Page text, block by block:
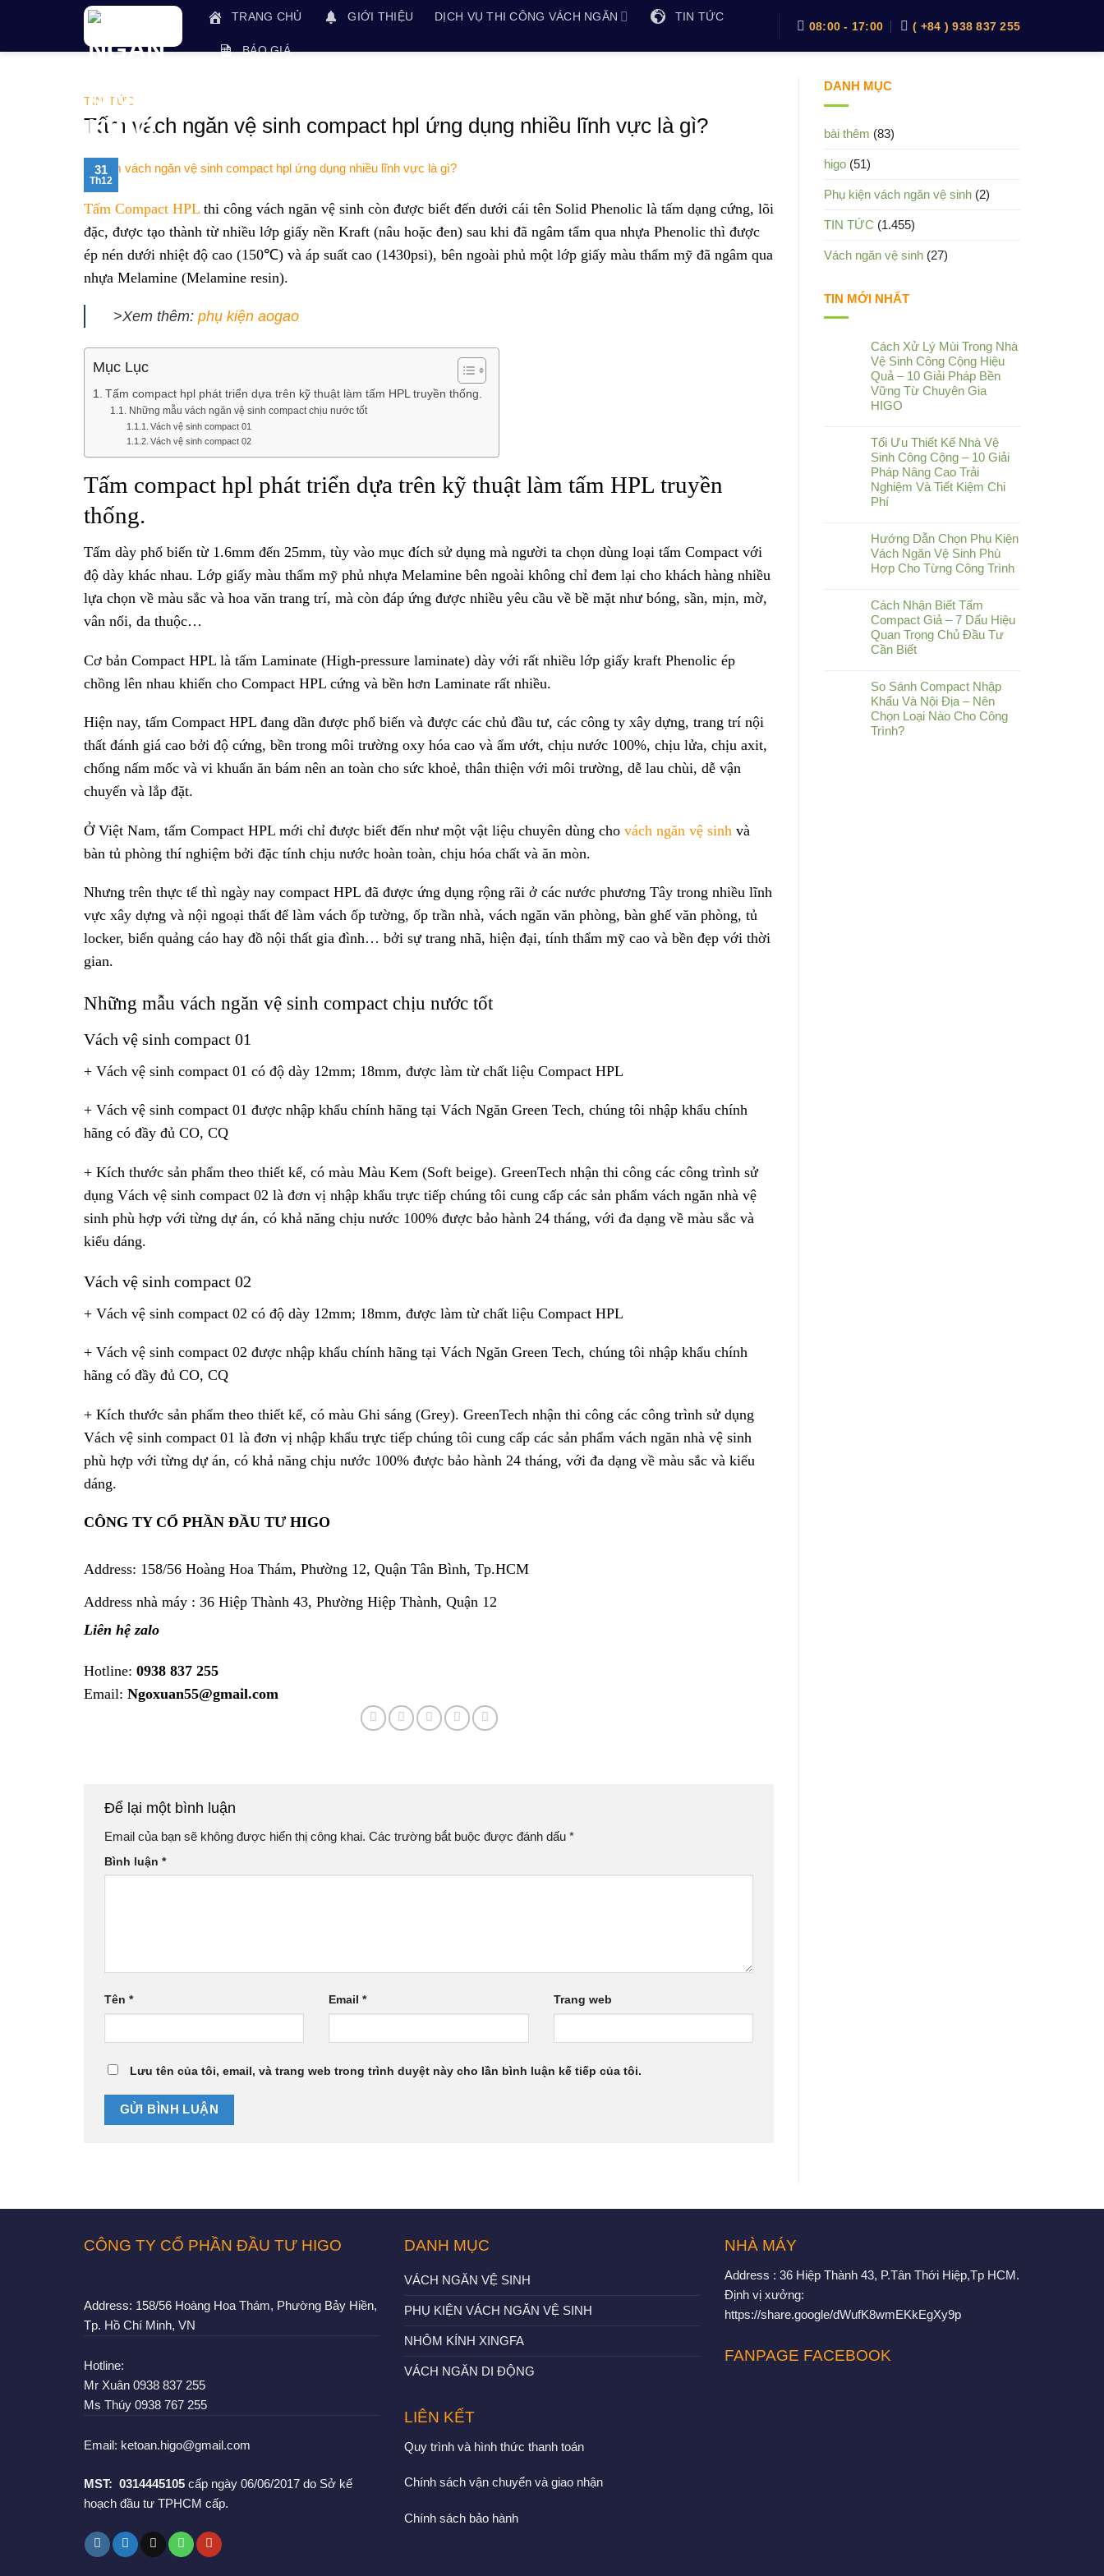
TRANG CHỦ GIỚI THIỆU DỊCH VỤ THI CÔNG VÁCH NGĂN TIN TỨC
BÁO GIÁ
08:00 - 17:00 ( +84 ) 938 837 255
TIN TỨC
Tấm vách ngăn vệ sinh compact hpl ứng dụng nhiều lĩnh vực là gì?
31
Th12
Tấm Compact HPL thi công vách ngăn vệ sinh còn được biết đến dưới cái tên Solid Phenolic là tấm dạng cứng, lõi
đặc, được tạo thành từ nhiều lớp giấy nền Kraft (nâu hoặc đen) sau khi đã ngâm tẩm qua nhựa Phenolic thì được
ép nén dưới nhiệt độ cao (150℃) và áp suất cao (1430psi), bên ngoài phủ một lớp giấy màu thẩm mỹ đã ngâm qua
nhựa Melamine (Melamine resin).
>Xem thêm: phụ kiện aogao
Mục Lục
Tấm compact hpl phát triển dựa trên kỹ thuật làm tấm HPL truyền thống.
Những mẫu vách ngăn vệ sinh compact chịu nước tốt
Vách vệ sinh compact 01
Vách vệ sinh compact 02
Tấm compact hpl phát triển dựa trên kỹ thuật làm tấm HPL truyền
thống.
Tấm dày phổ biến từ 1.6mm đến 25mm, tùy vào mục đích sử dụng mà người ta chọn dùng loại tấm Compact với
độ dày khác nhau. Lớp giấy màu thẩm mỹ phủ nhựa Melamine bên ngoài không chỉ đem lại cho khách hàng nhiều
lựa chọn về màu sắc và hoa văn trang trí, mà còn đáp ứng được nhiều yêu cầu về bề mặt như bóng, sần, mịn, mờ,
vân nổi, da thuộc…
Cơ bản Compact HPL là tấm Laminate (High-pressure laminate) dày với rất nhiều lớp giấy kraft Phenolic ép
chồng lên nhau khiến cho Compact HPL cứng và bền hơn Laminate rất nhiều.
Hiện nay, tấm Compact HPL đang dần được phổ biến và được các chủ đầu tư, các công ty xây dựng, trang trí nội
thất đánh giá cao bởi độ cứng, bền trong môi trường oxy hóa cao và ẩm ướt, chịu nước 100%, chịu lửa, chịu axit,
chống nấm mốc và vi khuẩn ăn bám nên an toàn cho sức khoẻ, thân thiện với môi trường, dễ lau chùi, dễ vận
chuyển và lắp đặt.
Ở Việt Nam, tấm Compact HPL mới chỉ được biết đến như một vật liệu chuyên dùng cho vách ngăn vệ sinh và
bàn tủ phòng thí nghiệm bởi đặc tính chịu nước hoàn toàn, chịu hóa chất và ăn mòn.
Nhưng trên thực tế thì ngày nay compact HPL đã được ứng dụng rộng rãi ở các nước phương Tây trong nhiều lĩnh
vực xây dựng và nội ngoại thất để làm vách ốp tường, ốp trần nhà, vách ngăn văn phòng, bàn ghế văn phòng, tủ
locker, biển quảng cáo hay đồ nội thất gia đình… bởi sự trang nhã, hiện đại, tính thẩm mỹ cao và bền đẹp với thời
gian.
Những mẫu vách ngăn vệ sinh compact chịu nước tốt
Vách vệ sinh compact 01
+ Vách vệ sinh compact 01 có độ dày 12mm; 18mm, được làm từ chất liệu Compact HPL
+ Vách vệ sinh compact 01 được nhập khẩu chính hãng tại Vách Ngăn Green Tech, chúng tôi nhập khẩu chính
hãng có đầy đủ CO, CQ
+ Kích thước sản phẩm theo thiết kế, có màu Màu Kem (Soft beige). GreenTech nhận thi công các công trình sử
dụng Vách vệ sinh compact 02 là đơn vị nhập khẩu trực tiếp chúng tôi cung cấp các sản phẩm vách ngăn nhà vệ
sinh phù hợp với từng dự án, có khả năng chịu nước 100% được bảo hành 24 tháng, với đa dạng về màu sắc và
kiểu dáng.
Vách vệ sinh compact 02
+ Vách vệ sinh compact 02 có độ dày 12mm; 18mm, được làm từ chất liệu Compact HPL
+ Vách vệ sinh compact 02 được nhập khẩu chính hãng tại Vách Ngăn Green Tech, chúng tôi nhập khẩu chính
hãng có đầy đủ CO, CQ
+ Kích thước sản phẩm theo thiết kế, có màu Ghi sáng (Grey). GreenTech nhận thi công các công trình sử dụng
Vách vệ sinh compact 01 là đơn vị nhập khẩu trực tiếp chúng tôi cung cấp các sản phẩm vách ngăn nhà vệ sinh
phù hợp với từng dự án, có khả năng chịu nước 100% được bảo hành 24 tháng, với đa dạng về màu sắc và kiểu
dáng.
CÔNG TY CỔ PHẦN ĐẦU TƯ HIGO
Address: 158/56 Hoàng Hoa Thám, Phường 12, Quận Tân Bình, Tp.HCM
Address nhà máy : 36 Hiệp Thành 43, Phường Hiệp Thành, Quận 12
Liên hệ zalo
Hotline: 0938 837 255
Email: Ngoxuan55@gmail.com
Để lại một bình luận
Email của bạn sẽ không được hiển thị công khai. Các trường bắt buộc được đánh dấu *
Bình luận *
Tên * Email* Trang web
Lưu tên của tôi, email, và trang web trong trình duyệt này cho lần bình luận kế tiếp của tôi.
DANH MỤC
bài thêm (83)
higo (51)
Phụ kiện vách ngăn vệ sinh (2)
TIN TỨC (1.455)
Vách ngăn vệ sinh (27)
TIN MỚI NHẤT
Cách Xử Lý Mùi Trong Nhà
Vệ Sinh Công Cộng Hiệu
Quả – 10 Giải Pháp Bền
Vững Từ Chuyên Gia
HIGO
Tối Ưu Thiết Kế Nhà Vệ
Sinh Công Cộng – 10 Giải
Pháp Nâng Cao Trải
Nghiệm Và Tiết Kiệm Chi
Phí
Hướng Dẫn Chọn Phụ Kiện
Vách Ngăn Vệ Sinh Phù
Hợp Cho Từng Công Trình
Cách Nhận Biết Tấm
Compact Giả – 7 Dấu Hiệu
Quan Trọng Chủ Đầu Tư
Cần Biết
So Sánh Compact Nhập
Khẩu Và Nội Địa – Nên
Chọn Loại Nào Cho Công
Trình?
CÔNG TY CỔ PHẦN ĐẦU TƯ HIGO
Address: 158/56 Hoàng Hoa Thám, Phường Bảy Hiền,
Tp. Hồ Chí Minh, VN
Hotline:
Mr Xuân 0938 837 255
Ms Thúy 0938 767 255
Email: ketoan.higo@gmail.com
MST: 0314445105 cấp ngày 06/06/2017 do Sở kế
hoạch đầu tư TPHCM cấp.
DANH MỤC
VÁCH NGĂN VỆ SINH
PHỤ KIỆN VÁCH NGĂN VỆ SINH
NHÔM KÍNH XINGFA
VÁCH NGĂN DI ĐỘNG
LIÊN KẾT
Quy trình và hình thức thanh toán
Chính sách vận chuyển và giao nhận
Chính sách bảo hành
NHÀ MÁY
Address : 36 Hiệp Thành 43, P.Tân Thới Hiệp,Tp HCM.
Định vị xưởng:
https://share.google/dWufK8wmEKkEgXy9p
FANPAGE FACEBOOK